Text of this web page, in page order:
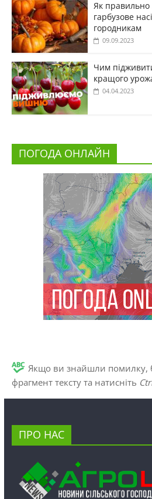
Як правильно
гарбузове
городникам
09.09.2023
Чим
кращого
04.04.2023
ПОГОДА ОНЛАЙН
Якщо ви знайшли помилку,
фрагмент тексту та натисніть
ПРО НАС